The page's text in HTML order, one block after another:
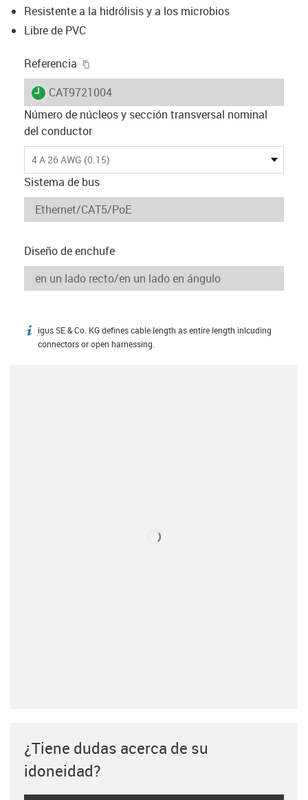
Resistente a la hidrólisis y a los microbios
Libre de PVC
Referencia
igus-icon-lieferzeit
CAT9721004
Número de núcleos y sección transversal nominal
del conductor
4 A 26 AWG (0.15)
Sistema de bus
Diseño de enchufe
igus-icon-info
igus SE & Co. KG defines cable length as entire length inlcuding
connectors or open harnessing.
¿Tiene dudas acerca de su
idoneidad?